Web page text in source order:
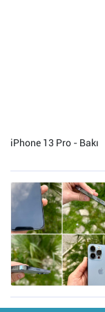
iPhone 6s Plus (0)
iPhone 7 (0)
iPhone 7 Plus (0)
iPhone 8 (0)
iPhone 8 Plus (0)
iPhone X (0)
iPhone SE (0)
iPhone XR (0)
iPhone 13 Pro - Bakı